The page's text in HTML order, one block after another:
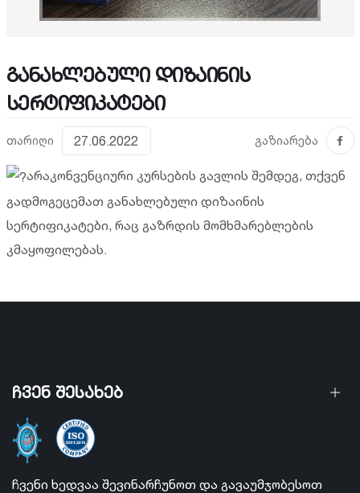
განახლებული დიზაინის
სერტიფიკატები
თარიღი 27.06.2022 გაზიარება
არაკონვენციური კურსების გავლის შემდეგ, თქვენ
გადმოგეცემათ განახლებული დიზაინის
სერტიფიკატები, რაც გაზრდის მომხმარებლების
კმაყოფილებას.
ჩვენ შესახებ
ჩვენი ხედვაა შევინარჩუნოთ და გავაუმჯობესოთ